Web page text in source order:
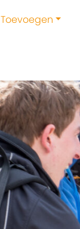
Toevoegen